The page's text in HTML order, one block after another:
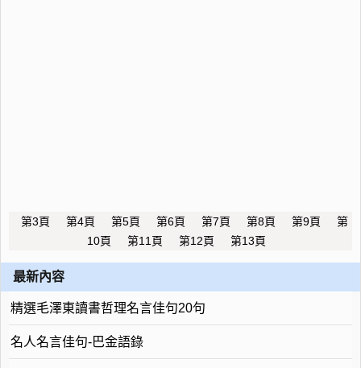
第3頁 第4頁 第5頁 第6頁 第7頁 第8頁 第9頁
第
10頁
第11頁 第12頁 第13頁
最新內容
精選毛澤東讀書哲理名言佳句20句
名人名言佳句-巴金語錄